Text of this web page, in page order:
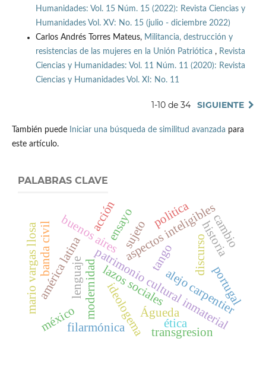
Humanidades: Vol. 15 Núm. 15 (2022): Revista Ciencias y
Humanidades Vol. XV: No. 15 (julio - diciembre 2022)
Carlos Andrés Torres Mateus, Militancia, destrucción y
resistencias de las mujeres en la Unión Patriótica , Revista
Ciencias y Humanidades: Vol. 11 Núm. 11 (2020): Revista
Ciencias y Humanidades Vol. XI: No. 11
1-10 de 34 SIGUIENTE
También puede Iniciar una búsqueda de similitud avanzada para
este artículo.
PALABRAS CLAVE
patrimonio cultural inmaterial
tango
aspectos inteligibles
buenos aires
lazos sociales
modernidad
sujeto
lenguaje
discurso
américa latina
ideologema
ensayo
alejo carpentier
mario vargas llosabanda civil
filarmónica
Águeda
portugal
transgresion
méxico
historia
politica
acción cambio
ética